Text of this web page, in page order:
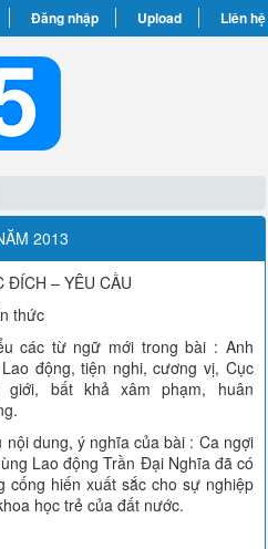
Đăng nhập Upload Liên hệ
2013
ĐÍCH – YÊU CẦU
thức
các từ ngữ mới trong bài : Anh
động, tiện nghi, cương vị, Cục
giới, bất khả xâm phạm, huân
nội dung, ý nghĩa của bài : Ca ngợi
Lao động Trần Đại Nghĩa đã có
cống hiến xuất sắc cho sự nghiệp
học trẻ của đất nước.